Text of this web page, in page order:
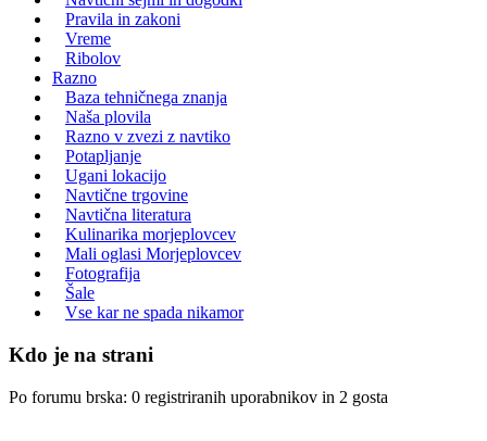
Pravila in zakoni
Vreme
Ribolov
Razno
Baza tehničnega znanja
Naša plovila
Razno v zvezi z navtiko
Potapljanje
Ugani lokacijo
Navtične trgovine
Navtična literatura
Kulinarika morjeplovcev
Mali oglasi Morjeplovcev
Fotografija
Šale
Vse kar ne spada nikamor
Kdo je na strani
Po forumu brska: 0 registriranih uporabnikov in 2 gosta